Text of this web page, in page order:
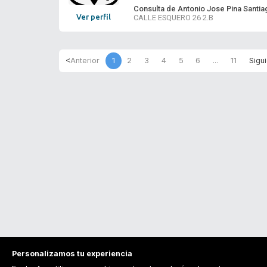
Ver perfil
Consulta de Antonio Jose Pina
CALLE ESQUERO 26 2.B
1 2 3 4 5 6 ... 11
Personalizamos tu experiencia